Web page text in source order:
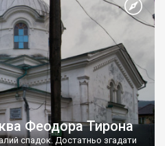
Феодора Тирона
спадок. Достатньо згадати